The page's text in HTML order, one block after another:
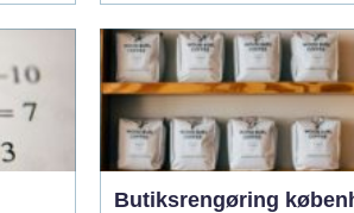
Butiksrengøring